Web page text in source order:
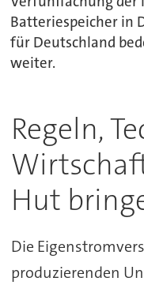
Batteriespeicher in
für Deutschland
weiter.
Regeln,
Hut
Die
produzierenden